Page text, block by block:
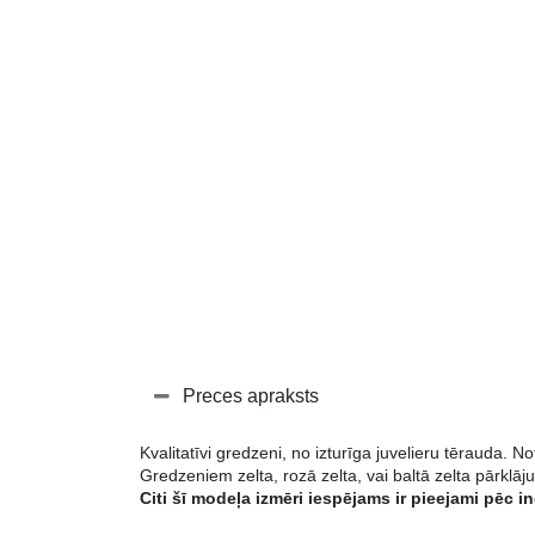
Kvalitatīvi gredzeni, no izturīga juvelieru
Gredzeniem zelta, rozā zelta, vai baltā zelta